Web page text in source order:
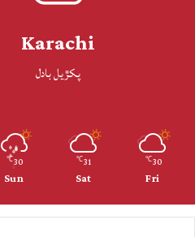
Karachi
پکڙيل بادل
30
℃
Fri
31
℃
Sat
30
℃
Sun